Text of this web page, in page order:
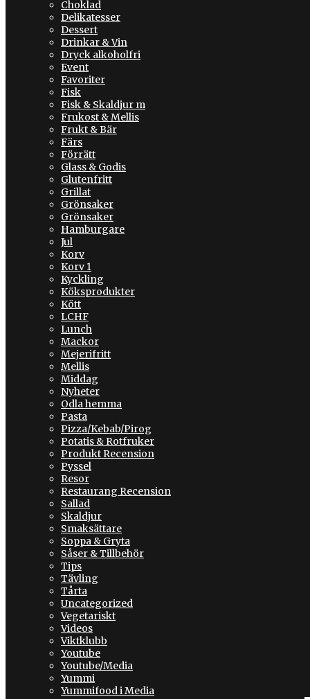
Choklad
Delikatesser
Dessert
Drinkar & Vin
Dryck alkoholfri
Event
Favoriter
Fisk
Fisk & Skaldjur m
Frukost & Mellis
Frukt & Bär
Färs
Förrätt
Glass & Godis
Glutenfritt
Grillat
Grönsaker
Grönsaker
Hamburgare
Jul
Korv
Korv 1
Kyckling
Köksprodukter
Kött
LCHF
Lunch
Mackor
Mejerifritt
Mellis
Middag
Nyheter
Odla hemma
Pasta
Pizza/Kebab/Pirog
Potatis & Rotfruker
Produkt Recension
Pyssel
Resor
Restaurang Recension
Sallad
Skaldjur
Smaksättare
Soppa & Gryta
Såser & Tillbehör
Tips
Tävling
Tårta
Uncategorized
Vegetariskt
Videos
Viktklubb
Youtube
Youtube/Media
Yummi
Yummifood i Media